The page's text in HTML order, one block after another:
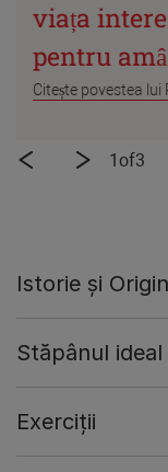
viața
pentru
Citește povestea lui
1 of3
Istorie și
Stăpânul ideal
Exerciții